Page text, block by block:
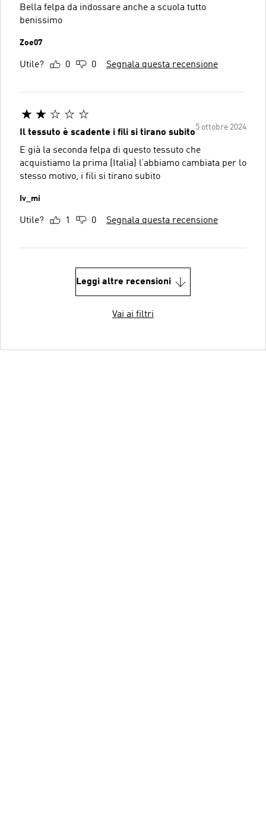
Bella felpa da indossare anche a scuola tutto
benissimo
Zoe07
Utile? 0 0 Segnala questa recensione
5 ottobre 2024
Il tessuto è scadente i fili si tirano subito
E già la seconda felpa di questo tessuto che
acquistiamo la prima (Italia) l’abbiamo cambiata per lo
stesso motivo, i fili si tirano subito
Iv_mi
Utile? 1 0 Segnala questa recensione
Leggi altre recensioni
Vai ai filtri